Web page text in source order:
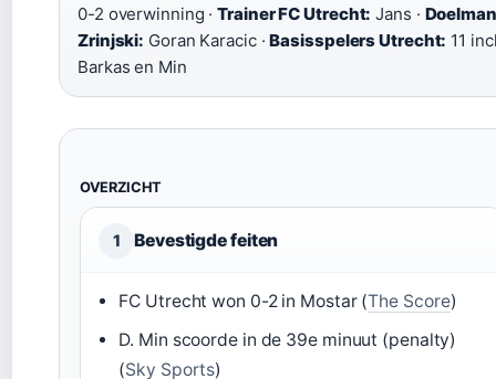
0-2 overwinning ·Trainer FC Utrecht: Jans · Doelman
Zrinjski: Goran Karacic ·Basisspelers Utrecht: 11
Barkas en Min
OVERZICHT
1 Bevestigde feiten
FC Utrecht won 0-2 in Mostar (The Score)
D. Min scoorde in de 39e minuut (penalty)
(Sky Sports)